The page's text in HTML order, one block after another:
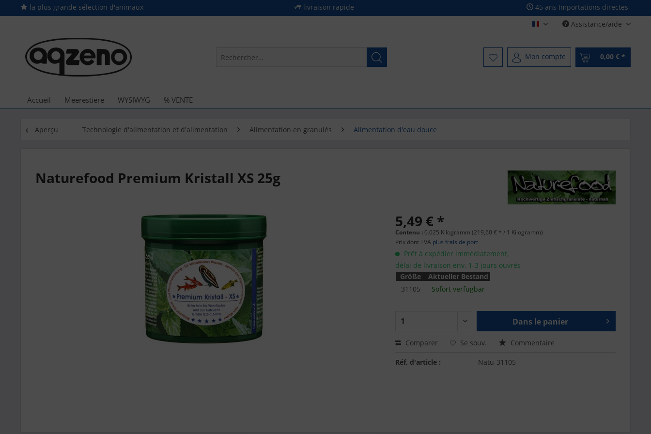
la plus grande sélection d'animaux livraison rapide 45 ans Importations directes
Französisch - French
Assistance/aide
Mon compte 0,00 € *
Accueil Meerestiere WYSIWYG % VENTE
Aperçu Technologie d'alimentation et d'alimentation Alimentation en granulés Alimentation d'eau douce
Naturefood Premium Kristall XS 25g
5,49 € *
Contenu : 0.025 Kilogramm (219,60 € * / 1 Kilogramm)
Prix dont TVA plus frais de port
Prêt à expédier immédiatement,
délai de livraison env. 1-3 jours ouvrés
Größe
Aktueller Bestand
31105
Sofort verfügbar
Dans le panier
Comparer Se souv. Commentaire
Réf. d'article : Natu-31105